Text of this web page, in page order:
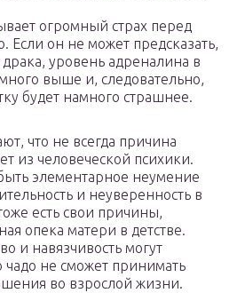
огромный страх перед
Если он не может предсказать,
драка, уровень адреналина в
выше и, следовательно,
будет намного страшнее.
что не всегда причина
из человеческой психики.
элементарное неумение
и неуверенность в
есть свои причины,
опека матери в детстве.
и навязчивость могут
чадо не сможет принимать
во взрослой жизни.